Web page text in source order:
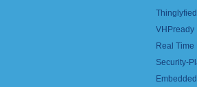
VHPready
Real
Security-